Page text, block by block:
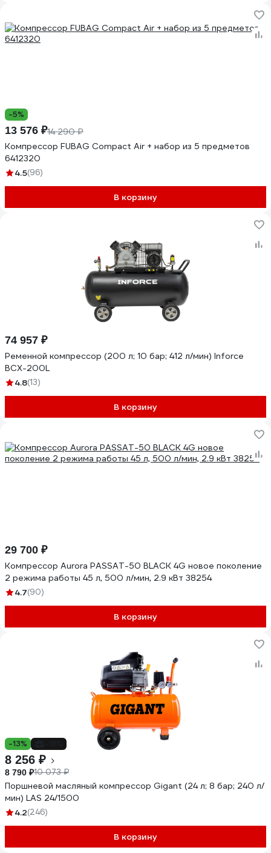
-5%
13 576 ₽14 290 ₽
Компрессор FUBAG Compact Air + набор из 5 предметов
6412320
4.5(96)
В корзину
74 957 ₽
Ременной компрессор (200 л; 10 бар; 412 л/мин) Inforce
BCX-200L
4.8(13)
В корзину
29 700 ₽
Компрессор Aurora PASSAT-50 BLACK 4G новое поколение
2 режима работы 45 л, 500 л/мин, 2.9 кВт 38254
4.7(90)
В корзину
-13%
8 256 ₽
8 790 ₽10 073 ₽
Поршневой масляный компрессор Gigant (24 л; 8 бар; 240 л/
мин) LAS 24/1500
4.2(246)
В корзину